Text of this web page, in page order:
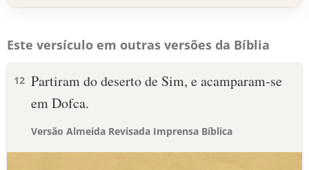
Este versículo em outras versões da Bíblia
12 Partiram do deserto de Sim, e acamparam-se
em Dofca.
Versão Almeida Revisada Imprensa Bíblica